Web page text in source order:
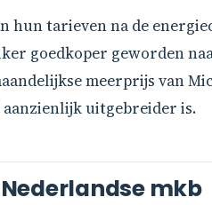
tarieven na de
goedkoper geworden
meerprijs van
uitgebreider is.
mkb